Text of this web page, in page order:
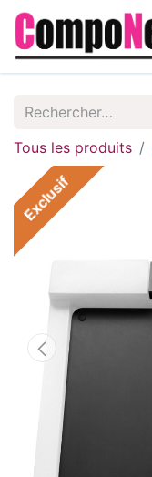
Tous les produits
Exclusif